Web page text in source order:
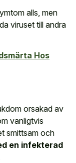
alls, men
viruset till andra
Hos
orsakad av
vanligtvis
smittsam och
en infekterad